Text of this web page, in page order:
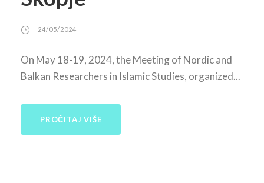
24/05/2024
On May 18-19, 2024, the Meeting of Nordic and
Balkan Researchers in Islamic Studies, organized...
PROČITAJ VIŠE